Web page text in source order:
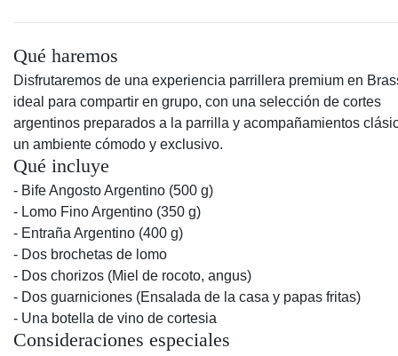
Qué haremos
Disfrutaremos de una experiencia parrillera premium en
ideal para compartir en grupo, con una selección de cortes
argentinos preparados a la parrilla y acompañamientos
un ambiente cómodo y exclusivo.
Qué incluye
- Bife Angosto Argentino (500 g)
- Lomo Fino Argentino (350 g)
- Entraña Argentino (400 g)
- Dos brochetas de lomo
- Dos chorizos (Miel de rocoto, angus)
- Dos guarniciones (Ensalada de la casa y papas fritas)
- Una botella de vino de cortesia
Consideraciones especiales